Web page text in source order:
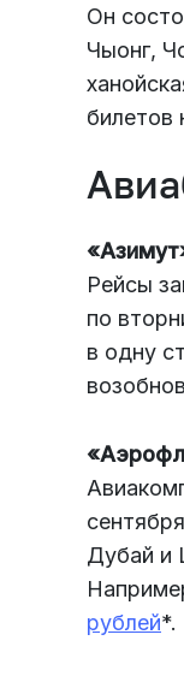
Он
Чыонг,
билетов
Рейсы
по
в одну
Дубай и
рублей*.